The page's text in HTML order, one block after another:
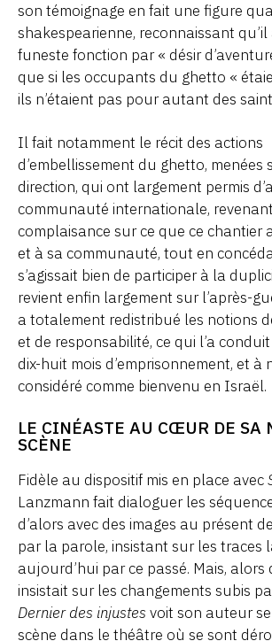
son témoignage en fait une figure
shakespearienne, reconnaissant
funeste fonction par « désir
que si les occupants du ghetto «
ils n’étaient pas pour autant des
Il fait notamment le récit des actions
d’embellissement du ghetto, menées
direction, qui ont largement permis
communauté internationale,
complaisance sur ce que ce chantier
et à sa communauté, tout en
s’agissait bien de participer à la
revient enfin largement sur l’après-
a totalement redistribué les notions
et de responsabilité, ce qui l’a
dix-huit mois d’emprisonnement, et à
considéré comme bienvenu en Israël.
LE CINÉASTE AU CŒUR DE SA
SCÈNE
Fidèle au dispositif mis en place avec
Lanzmann fait dialoguer les
d’alors avec des images au présent
par la parole, insistant sur les traces
aujourd’hui par ce passé. Mais, alors
insistait sur les changements subis
Dernier des injustes voit son auteur
scène dans le théâtre où se sont